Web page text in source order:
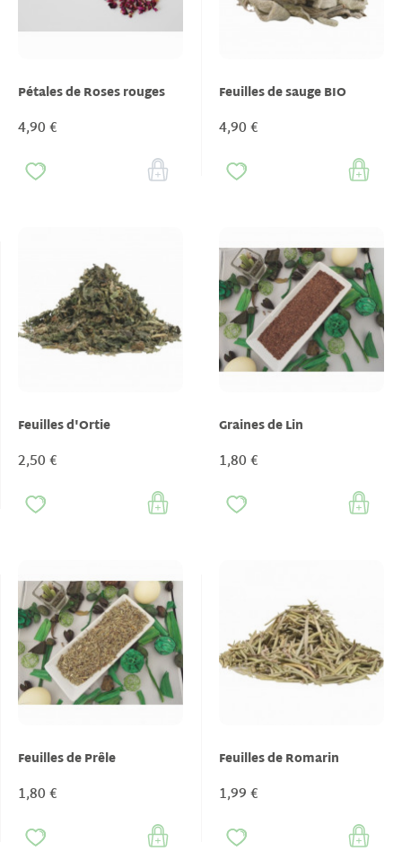
Pétales de Roses rouges
4,90 €
Feuilles de sauge BIO
4,90 €
Feuilles d'Ortie
2,50 €
Graines de Lin
1,80 €
Feuilles de Prêle
1,80 €
Feuilles de Romarin
1,99 €